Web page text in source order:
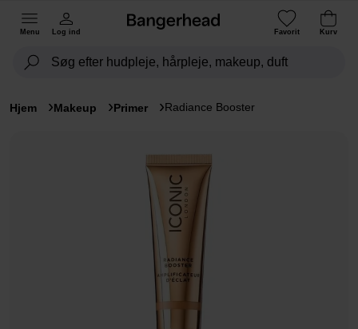
Menu Log ind Favorit Kurv
Hjem Makeup Primer Radiance Booster